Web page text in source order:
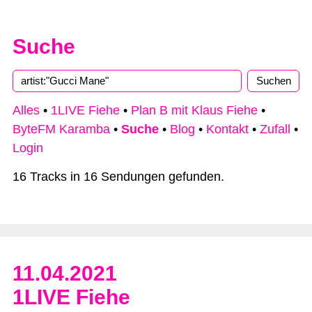
Suche
Alles • 1LIVE Fiehe • Plan B mit Klaus Fiehe •
ByteFM Karamba • Suche • Blog • Kontakt • Zufall
•
Login
16 Tracks in 16 Sendungen gefunden.
11.04.2021
1LIVE Fiehe